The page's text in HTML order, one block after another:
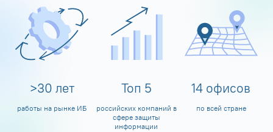
>30 лет
работы на рынке ИБ
Топ 5
российских компаний в
сфере защиты
информации
14 офисов
по всей стране